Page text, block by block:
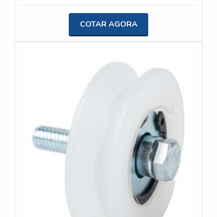
dissipadores e usinagem leve, esse produto é
USINAGEM JK é reconhecida por sua expertise na
fabricação de dissipadores de alumínio, oferecendo
produtos de seus clientes. Com foco na inovação e
na qualidade, a empresa utiliza tecnologia avançada
e materiais de primeira linha para garantir a eficiência
e durabilidade de seus dissipadores.Os dissipadores
de alumínio fabricados pela USINAGEM JK são
ideais para aplicações que exigem uma excelente
dissipação de calor, como em computadores,
amplificadores de áudio, fontes de alimentação,
entre outros. Além disso, esses dissipadores são
leves, compactos e possuem uma ótima
condutividade térmica, o que contribui para o bom
desempenho dos equipamentos.A USINAGEM JK
se destaca no mercado por sua capacidade de
COTAR AGORA